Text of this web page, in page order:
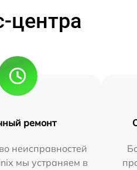
центра
ремонт
неисправностей
мы устраняем в